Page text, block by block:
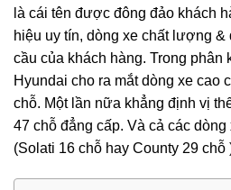
là cái tên được đông đảo khách
hiệu uy tín, dòng xe chất lượng
cầu của khách hàng. Trong phân
Hyundai cho ra mắt dòng xe cao
chỗ. Một lần nữa khẳng định vị
47 chỗ đẳng cấp. Và cả các
(Solati 16 chỗ hay County 29 chỗ